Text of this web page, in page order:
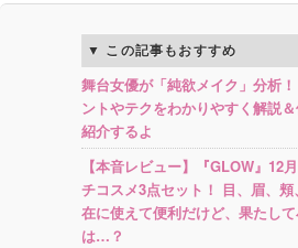
この記事もおすすめ
舞台女優が「純欲メイク」分析
ントやテクをわかりやすく解説
紹介するよ
【本音レビュー】『GLOW』12
チコスメ3点セット！ 目、眉、頬
在に使えて便利だけど、果たし
は…？